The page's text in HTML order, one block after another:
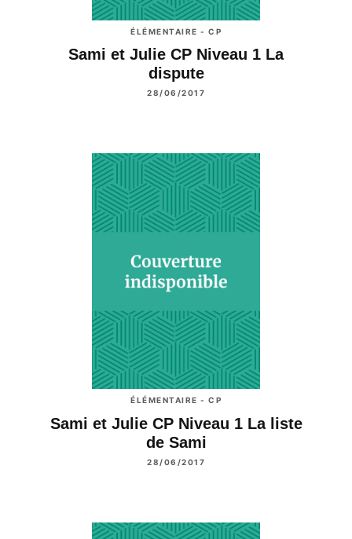
ÉLÉMENTAIRE - CP
Sami et Julie CP Niveau 1 La
dispute
28/06/2017
ÉLÉMENTAIRE - CP
Sami et Julie CP Niveau 1 La liste
de Sami
28/06/2017